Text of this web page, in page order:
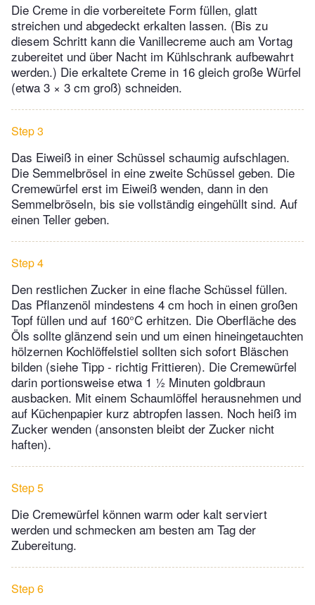
Die Creme in die vorbereitete Form füllen, glatt
streichen und abgedeckt erkalten lassen. (Bis zu
diesem Schritt kann die Vanillecreme auch am Vortag
zubereitet und über Nacht im Kühlschrank aufbewahrt
werden.) Die erkaltete Creme in 16 gleich große Würfel
(etwa 3 × 3 cm groß) schneiden.
Step 3
Das Eiweiß in einer Schüssel schaumig aufschlagen.
Die Semmelbrösel in eine zweite Schüssel geben. Die
Cremewürfel erst im Eiweiß wenden, dann in den
Semmelbröseln, bis sie vollständig eingehüllt sind. Auf
einen Teller geben.
Step 4
Den restlichen Zucker in eine flache Schüssel füllen.
Das Pflanzenöl mindestens 4 cm hoch in einen großen
Topf füllen und auf 160°C erhitzen. Die Oberfläche des
Öls sollte glänzend sein und um einen hineingetauchten
hölzernen Kochlöffelstiel sollten sich sofort Bläschen
bilden (siehe Tipp - richtig Frittieren). Die Cremewürfel
darin portionsweise etwa 1 ½ Minuten goldbraun
ausbacken. Mit einem Schaumlöffel herausnehmen und
auf Küchenpapier kurz abtropfen lassen. Noch heiß im
Zucker wenden (ansonsten bleibt der Zucker nicht
haften).
Step 5
Die Cremewürfel können warm oder kalt serviert
werden und schmecken am besten am Tag der
Zubereitung.
Step 6